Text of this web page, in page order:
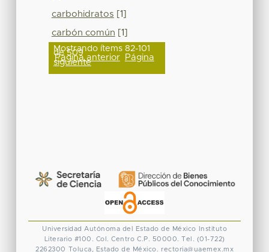
carbohidratos [1]
carbón común [1]
Mostrando ítems 82-101
de 509
Página anterior Página
siguiente
Universidad Autónoma del Estado de México
Instituto
Literario #100. Col. Centro C.P. 50000. Tel. (01-722)
2262300 Toluca, Estado de México. rectoria@uaemex.mx